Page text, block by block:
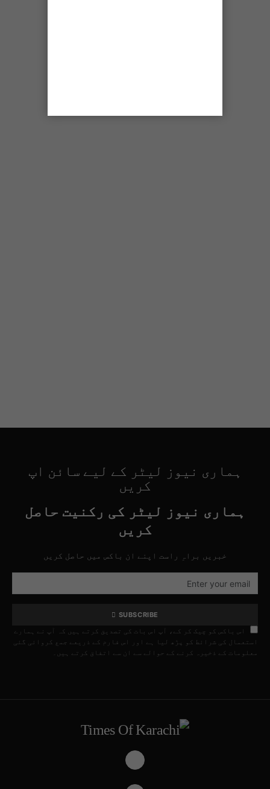
ہماری نیوز لیٹر کے لیے سائن اپ
کریں
ہماری نیوز لیٹر کی رکنیت حاصل
کریں
خبریں براہِ راست اپنے ان باکس میں حاصل کریں
SUBSCRIBE
اس باکس کو چیک کر کے، آپ اس بات کی تصدیق کرتے ہیں کہ آپ نے ہمارے
استعمال کی شرائط کو پڑھ لیا ہے اور اس فارم کے ذریعے جمع کروائی گئی
معلومات کے ذخیرہ کرنے کے حوالے سے ان سے اتفاق کرتے ہیں۔